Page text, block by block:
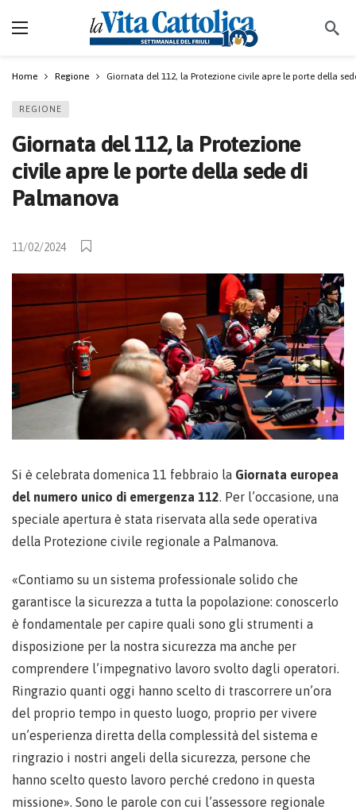
Home Regione Giornata del 112, la Protezione civile apre le porte della
REGIONE
Giornata del 112, la Protezione
civile apre le porte della sede di
Palmanova
11/02/2024
Si è celebrata domenica 11 febbraio la Giornata europea
del numero unico di emergenza 112. Per l’occasione, una
speciale apertura è stata riservata alla sede operativa
della Protezione civile regionale a Palmanova.
«Contiamo su un sistema professionale solido che
garantisce la sicurezza a tutta la popolazione: conoscerlo
è fondamentale per capire quali sono gli strumenti a
disposizione per la nostra sicurezza ma anche per
comprendere l’impegnativo lavoro svolto dagli operatori.
Ringrazio quanti oggi hanno scelto di trascorrere un’ora
del proprio tempo in questo luogo, proprio per vivere
un’esperienza diretta della complessità del sistema e
ringrazio i nostri angeli della sicurezza, persone che
hanno scelto questo lavoro perché credono in questa
missione». Sono le parole con cui l’assessore regionale